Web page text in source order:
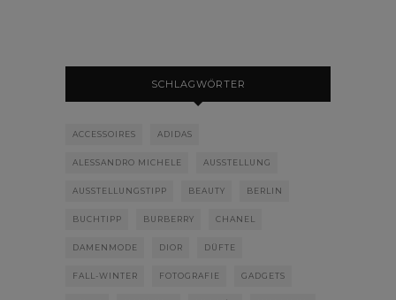
SCHLAGWÖRTER
ACCESSOIRES ADIDAS
ALESSANDRO MICHELE AUSSTELLUNG
AUSSTELLUNGSTIPP BEAUTY BERLIN
BUCHTIPP BURBERRY CHANEL
DAMENMODE DIOR DÜFTE
FALL-WINTER FOTOGRAFIE GADGETS